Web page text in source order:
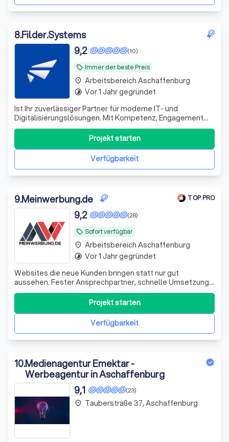
8.Filder.Systems
local_offer Immer der beste Preis
(10)
9,2
Ist Ihr zuverlässiger Partner für moderne IT- und
Digitalisierungslösungen. Mit Kompetenz, Engagement
und einem starken Servicegedanken unterstützen wir
unsere Kunden bei der Umsetzung individueller Projekte.
Unser freundliches Support-Team steht Ihnen jederzeit
schnell, lösungsorientiert und persön
Verfügbarkeit
Projekt starten
place Arbeitsbereich Aschaffenburg
timelapse Vor 1 Jahr gegründet
9.Meinwerbung.de TOP PRO
local_offer Sofort verfügbar
(28)
9,2
Websites die neue Kunden bringen statt nur gut
aussehen. Fester Ansprechpartner, schnelle Umsetzung
& 100% Geld-zurück-Garantie.
Verfügbarkeit
Projekt starten
place Arbeitsbereich Aschaffenburg
timelapse Vor 1 Jahr gegründet
10.Medienagentur Emektar -
Werbeagentur in Aschaffenburg
(23)
9,1
place Tauberstraße 37, Aschaffenburg